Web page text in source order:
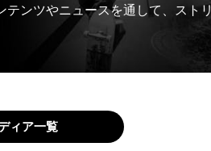
ンツやニュースを通して、スト
ィア一覧